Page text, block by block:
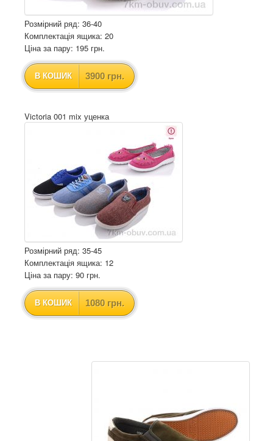
Розмірний ряд: 36-40
Комплектація ящика: 20
Ціна за пару: 195 грн.
В КОШИК 3900 грн.
Victoria 001 mix уценка
Розмірний ряд: 35-45
Комплектація ящика: 12
Ціна за пару: 90 грн.
В КОШИК 1080 грн.